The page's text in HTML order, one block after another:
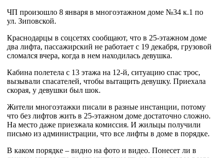
ЧП произошло 8 января в многоэтажном доме №34 к.1 по
ул. Зиповской.
Краснодарцы в соцсетях сообщают, что в 25-этажном доме
два лифта, пассажирский не работает с 19 декабря, грузовой
сломался вчера, когда в нем находилась девушка.
Кабина полетела с 13 этажа на 12-й, ситуацию спас трос,
вызывали спасателей, чтобы вытащить девушку. Приехала
скорая, у девушки был шок.
Жители многоэтажки писали в разные инстанции, потому
что без лифтов жить в 25-этажном доме достаточно сложно.
На место даже приезжала комиссия. И жильцы получили
письмо из администрации, что все лифты в доме в порядке.
В каком порядке – видно на фото и видео. Понесет ли в